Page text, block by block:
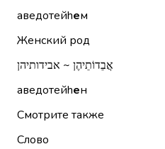
аведотейhем
Женский род
אֲבֵדוֹתֵיהֶן ~ אבידותיהן
аведотейhен
Смотрите также
Слово